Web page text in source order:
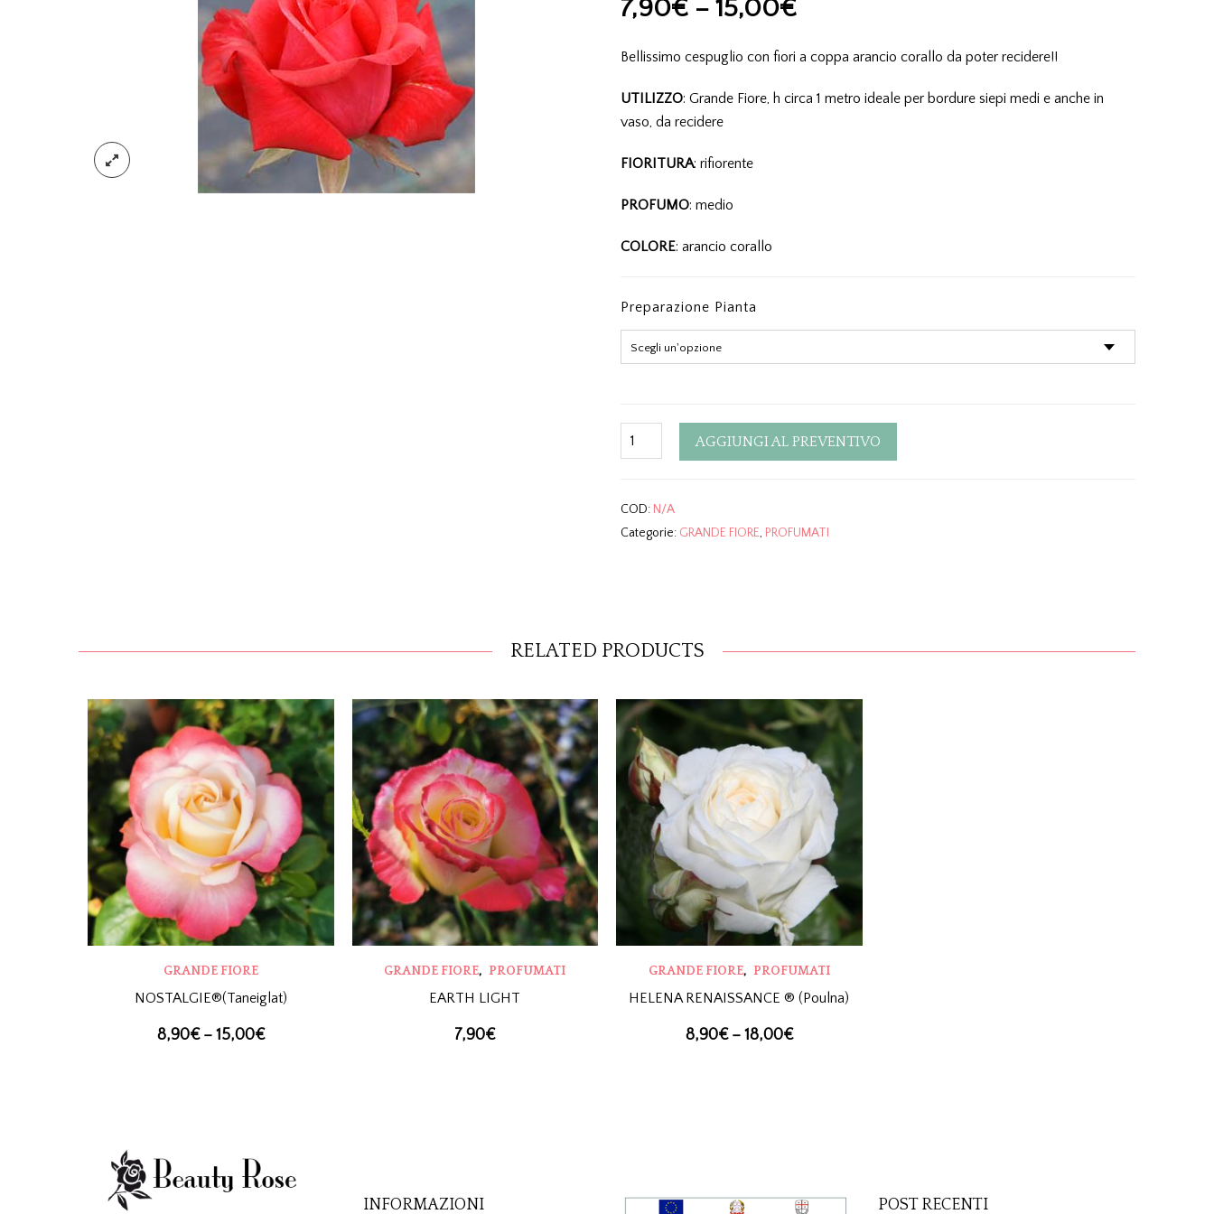
7,90€ – 15,00€
Bellissimo cespuglio con fiori a coppa arancio corallo da poter recidere!!
UTILIZZO: Grande Fiore, h circa 1 metro ideale per bordure siepi medi e anche in
vaso, da recidere
FIORITURA: rifiorente
PROFUMO: medio
COLORE: arancio corallo
Preparazione Pianta
Quantity AGGIUNGI AL PREVENTIVO
COD: N/A
Categorie: GRANDE FIORE, PROFUMATI
RELATED PRODUCTS
GRANDE FIORE
NOSTALGIE®(Taneiglat)
8,90€– 15,00€
GRANDE FIORE, PROFUMATI
EARTH LIGHT
7,90€
GRANDE FIORE, PROFUMATI
HELENA RENAISSANCE ® (Poulna)
8,90€– 18,00€
INFORMAZIONI POST RECENTI